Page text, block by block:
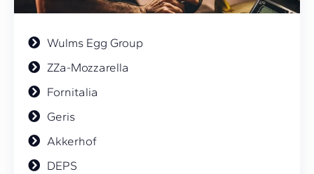
Wulms Egg Group
ZZa-Mozzarella
Fornitalia
Geris
Akkerhof
DEPS